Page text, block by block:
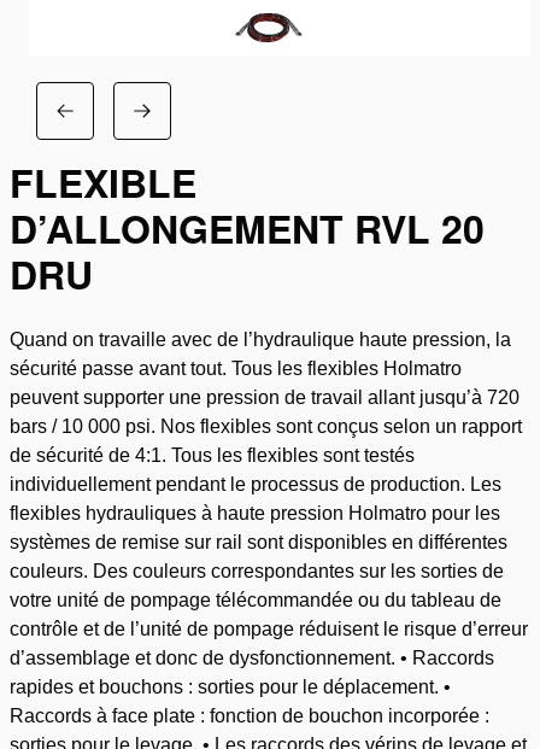
FLEXIBLE
D’ALLONGEMENT RVL 20
DRU
Quand on travaille avec de l’hydraulique haute pression, la
sécurité passe avant tout. Tous les flexibles Holmatro
peuvent supporter une pression de travail allant jusqu’à 720
bars / 10 000 psi. Nos flexibles sont conçus selon un rapport
de sécurité de 4:1. Tous les flexibles sont testés
individuellement pendant le processus de production. Les
flexibles hydrauliques à haute pression Holmatro pour les
systèmes de remise sur rail sont disponibles en différentes
couleurs. Des couleurs correspondantes sur les sorties de
votre unité de pompage télécommandée ou du tableau de
contrôle et de l’unité de pompage réduisent le risque d’erreur
d’assemblage et donc de dysfonctionnement. • Raccords
rapides et bouchons : sorties pour le déplacement. •
Raccords à face plate : fonction de bouchon incorporée :
sorties pour le levage. • Les raccords des vérins de levage et